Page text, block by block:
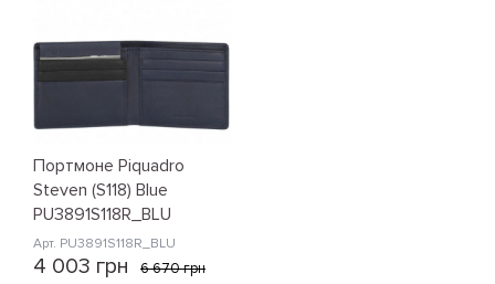
Портмоне Piquadro
Steven (S118) Blue
PU3891S118R_BLU
Арт. PU3891S118R_BLU
4 003 грн 6 670 грн